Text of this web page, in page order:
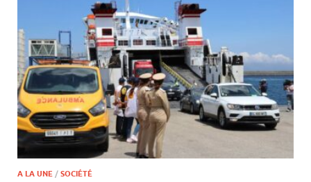
A LA UNE / SOCIÉTÉ